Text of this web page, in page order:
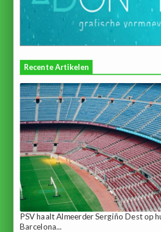
Recente Artikelen
PSV haalt Almeerder Sergiño Dest op
Barcelona...